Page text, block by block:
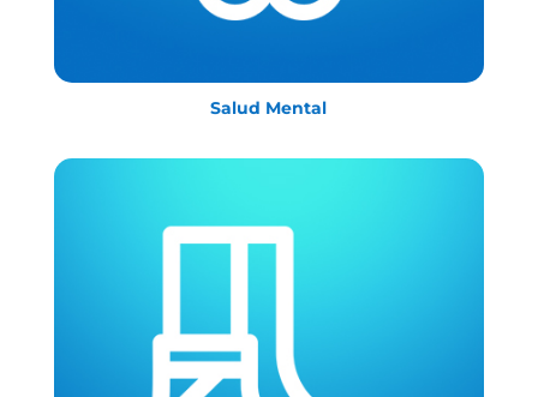
Salud Mental